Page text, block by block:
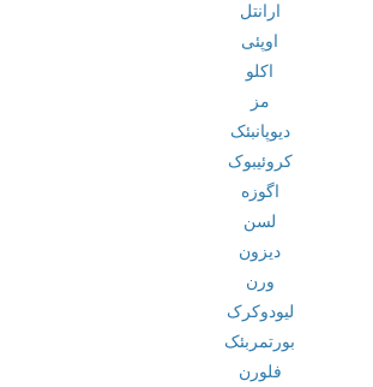
ارانتل
اوپئی
اکلو
مز
دیوپانبئک
کروئیبوک
اگوزه
لسن
دیزون
ورن
لیودوکرک
بورتمربئک
فلورن